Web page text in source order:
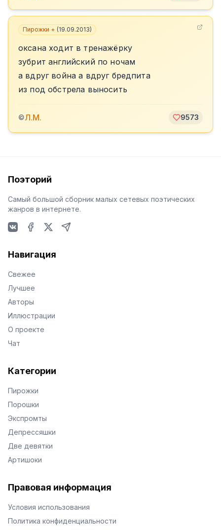
Пирожки + (19.09.2013)
оксана ходит в тренажёрку
зубрит английский по ночам
а вдруг война а вдруг бредпита
из под обстрела выносить
©Л.М. 9573
Поэторий
Самый большой сборник малых сетевых поэтических
жанров в интернете.
Навигация
Свежее
Лучшее
Авторы
Иллюстрации
О проекте
Чат
Категории
Пирожки
Порошки
Экспромты
Депрессяшки
Две девятки
Артишоки
Правовая информация
Условия использования
Политика конфиденциальности